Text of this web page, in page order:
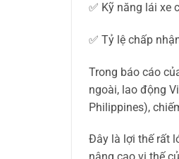
✅ Kỹ năng lái xe
✅ Tỷ lệ chấp
Trong báo cáo
ngoài, lao động
Philippines),
Đây là lợi thế rất